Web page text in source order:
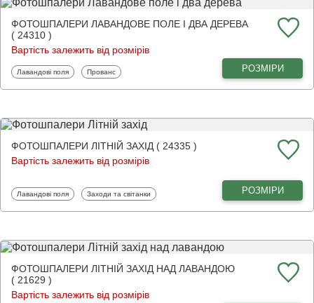
ФОТОШПАЛЕРИ ЛАВАНДОВЕ ПОЛЕ І ДВА ДЕРЕВА
( 24310 )
Вартість залежить від розмірів
Фотошпалери
Лавандові поля Фотошпалери
Прованс РОЗМІРИ
ФОТОШПАЛЕРИ ЛІТНІЙ ЗАХІД ( 24335 )
Вартість залежить від розмірів
Фотошпалери
Лавандові поля Фотошпалери
Заходи та світанки РОЗМІРИ
ФОТОШПАЛЕРИ ЛІТНІЙ ЗАХІД НАД ЛАВАНДОЮ
( 21629 )
Вартість залежить від розмірів